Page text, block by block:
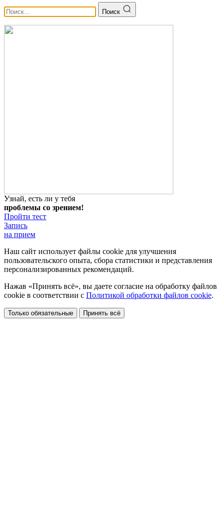
Поиск
Узнай, есть ли у тебя
проблемы со зрением!
Пройти тест
Запись
на прием
Наш сайт использует файлы cookie для улучшения
пользовательского опыта, сбора статистики и представления
персонализированных рекомендаций.
Нажав «Принять всё», вы даете согласие на обработку файлов
cookie в соответствии с Политикой обработки файлов cookie.
Только обязательные Принять всё